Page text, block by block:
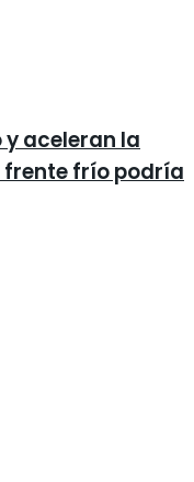
aceleran la
frente frío podría